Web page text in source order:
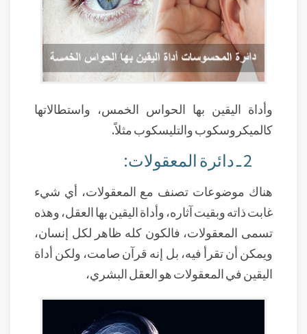
وأداة اليقين بها الحواس الخمس، واستطالاتها
كالميكروسكوب والتليسكوب مثلاً.
2 ـ دائرة المعقولات:
هناك موضوعات تصنف مع المعقولات، أي شيء
غابت ذاته وبقيت آثاره، وأداة اليقين بها العقل، وهذه
تسمى المعقولات، فالكون كله ظاهر لكل إنسان،
ويمكن أن تقرأ فيه، بل إنه قرآن صامت، ولكن أداة
اليقين في المعقولات هو العقل البشري،